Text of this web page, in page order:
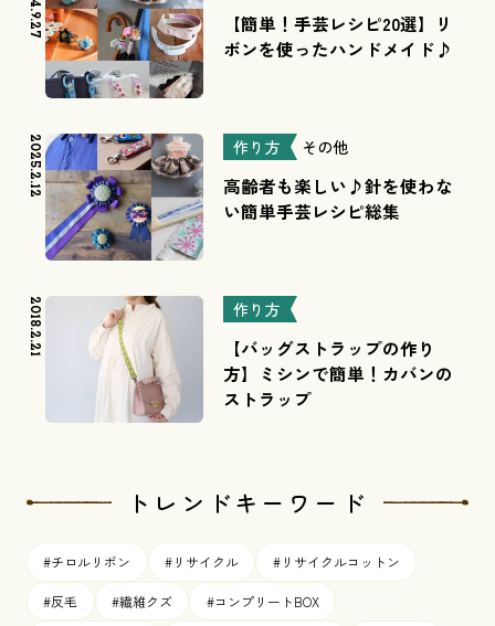
【簡単！手芸レシピ20選】リ
ボンを使ったハンドメイド♪
2025.2.12 作り方 その他
高齢者も楽しい♪針を使わな
い簡単手芸レシピ総集
2018.2.21 作り方
【バッグストラップの作り
方】ミシンで簡単！カバンの
ストラップ
トレンドキーワード
#チロルリボン #リサイクル #リサイクルコットン
#反毛 #繊維クズ #コンプリートBOX